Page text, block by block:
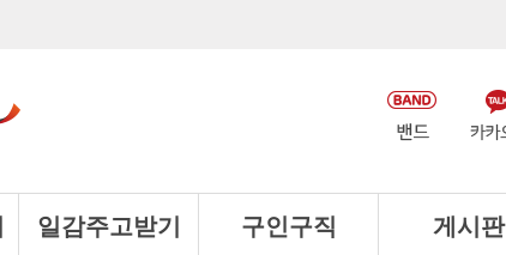
일감주고받기 구인구직 게시판